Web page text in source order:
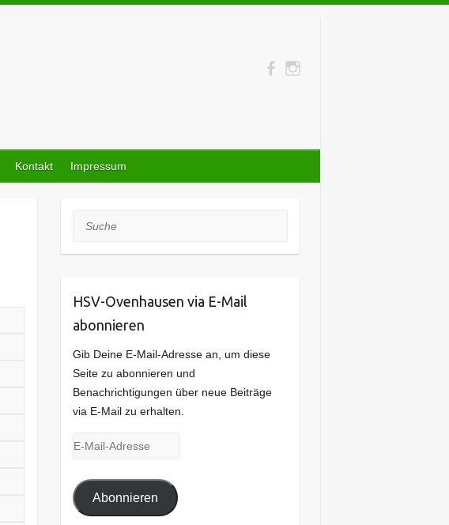
Kontakt Impressum
Suche
HSV-Ovenhausen via E-Mail
abonnieren
Gib Deine E-Mail-Adresse an, um diese
Seite zu abonnieren und
Benachrichtigungen über neue Beiträge
via E-Mail zu erhalten.
E-
Adresse
Abonnieren